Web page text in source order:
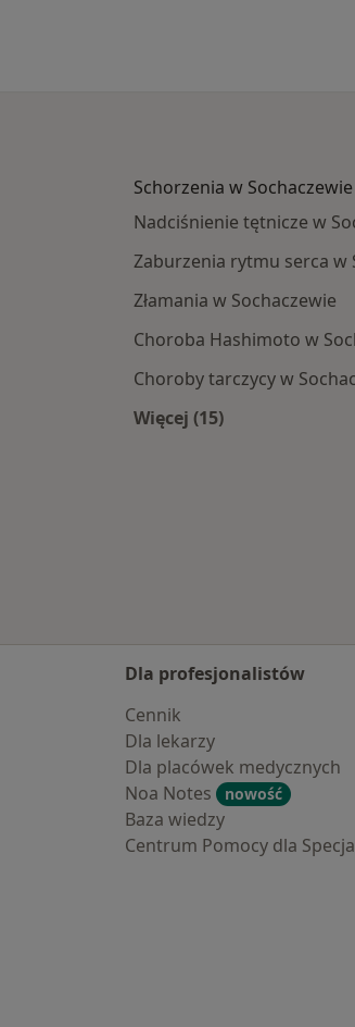
Schorzenia w Sochaczewie
Nadciśnienie tętnicze w
Zaburzenia rytmu serca w
Złamania w Sochaczewie
Choroba Hashimoto w
Choroby tarczycy w
Więcej (15)
Dla profesjonalistów
Cennik
Dla lekarzy
Dla placówek medycznych
Noa Notes
nowość
Baza wiedzy
Centrum Pomocy dla